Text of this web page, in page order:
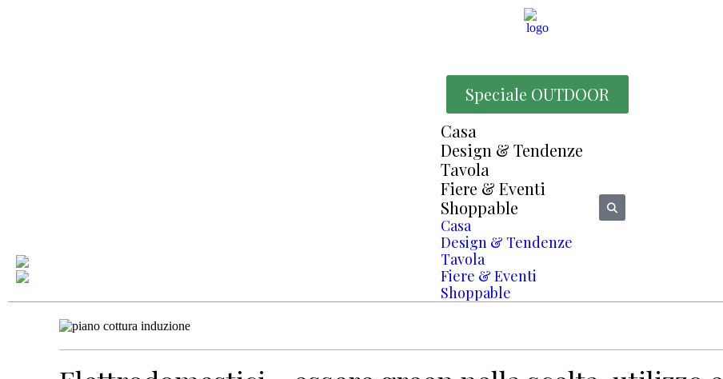
Speciale OUTDOOR
Casa
Design & Tendenze
Tavola
Fiere & Eventi
Shoppable
Casa
Design & Tendenze
Tavola
Fiere & Eventi
Shoppable